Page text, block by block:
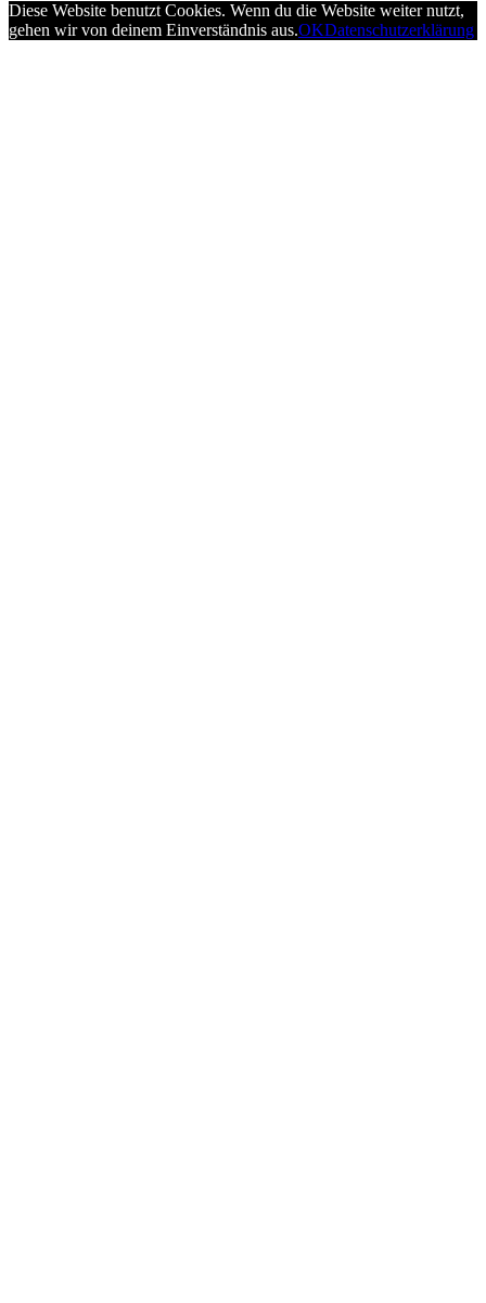
Diese Website benutzt Cookies. Wenn du die Website weiter nutzt,
gehen wir von deinem Einverständnis aus.OKDatenschutzerklärung